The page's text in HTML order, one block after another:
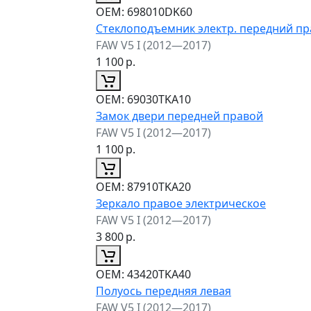
ОЕМ: 698010DK60
Стеклоподъемник электр. передний
FAW V5 I (2012—2017)
1 100р.
ОЕМ: 69030TKA10
Замок двери передней правой
FAW V5 I (2012—2017)
1 100р.
ОЕМ: 87910TKA20
Зеркало правое электрическое
FAW V5 I (2012—2017)
3 800р.
ОЕМ: 43420TKA40
Полуось передняя левая
FAW V5 I (2012—2017)